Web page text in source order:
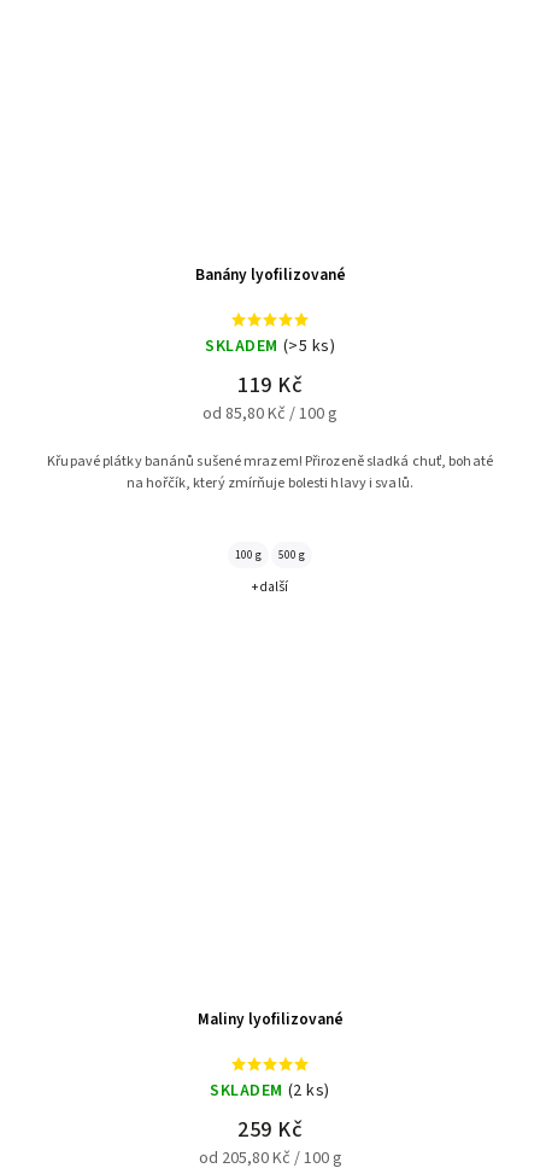
Banány lyofilizované
SKLADEM (>5 ks)
119 Kč
od 85,80 Kč / 100 g
Křupavé plátky banánů sušené mrazem! Přirozeně sladká chuť, bohaté
na hořčík, který zmírňuje bolesti hlavy i svalů.
100 g 500 g
+ další
Maliny lyofilizované
SKLADEM (2 ks)
259 Kč
od 205,80 Kč / 100 g